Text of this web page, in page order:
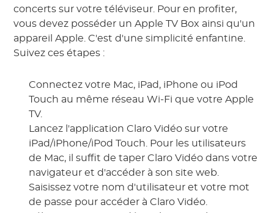
concerts sur votre téléviseur. Pour en profiter,
vous devez posséder un Apple TV Box ainsi qu'un
appareil Apple. C'est d'une simplicité enfantine.
Suivez ces étapes :
Connectez votre Mac, iPad, iPhone ou iPod
Touch au même réseau Wi-Fi que votre Apple
TV.
Lancez l'application Claro Vidéo sur votre
iPad/iPhone/iPod Touch. Pour les utilisateurs
de Mac, il suffit de taper Claro Vidéo dans votre
navigateur et d'accéder à son site web.
Saisissez votre nom d'utilisateur et votre mot
de passe pour accéder à Claro Vidéo.